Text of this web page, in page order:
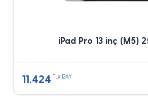
iPad Pro 13 inç (M5)
11.424 TLx 12AY